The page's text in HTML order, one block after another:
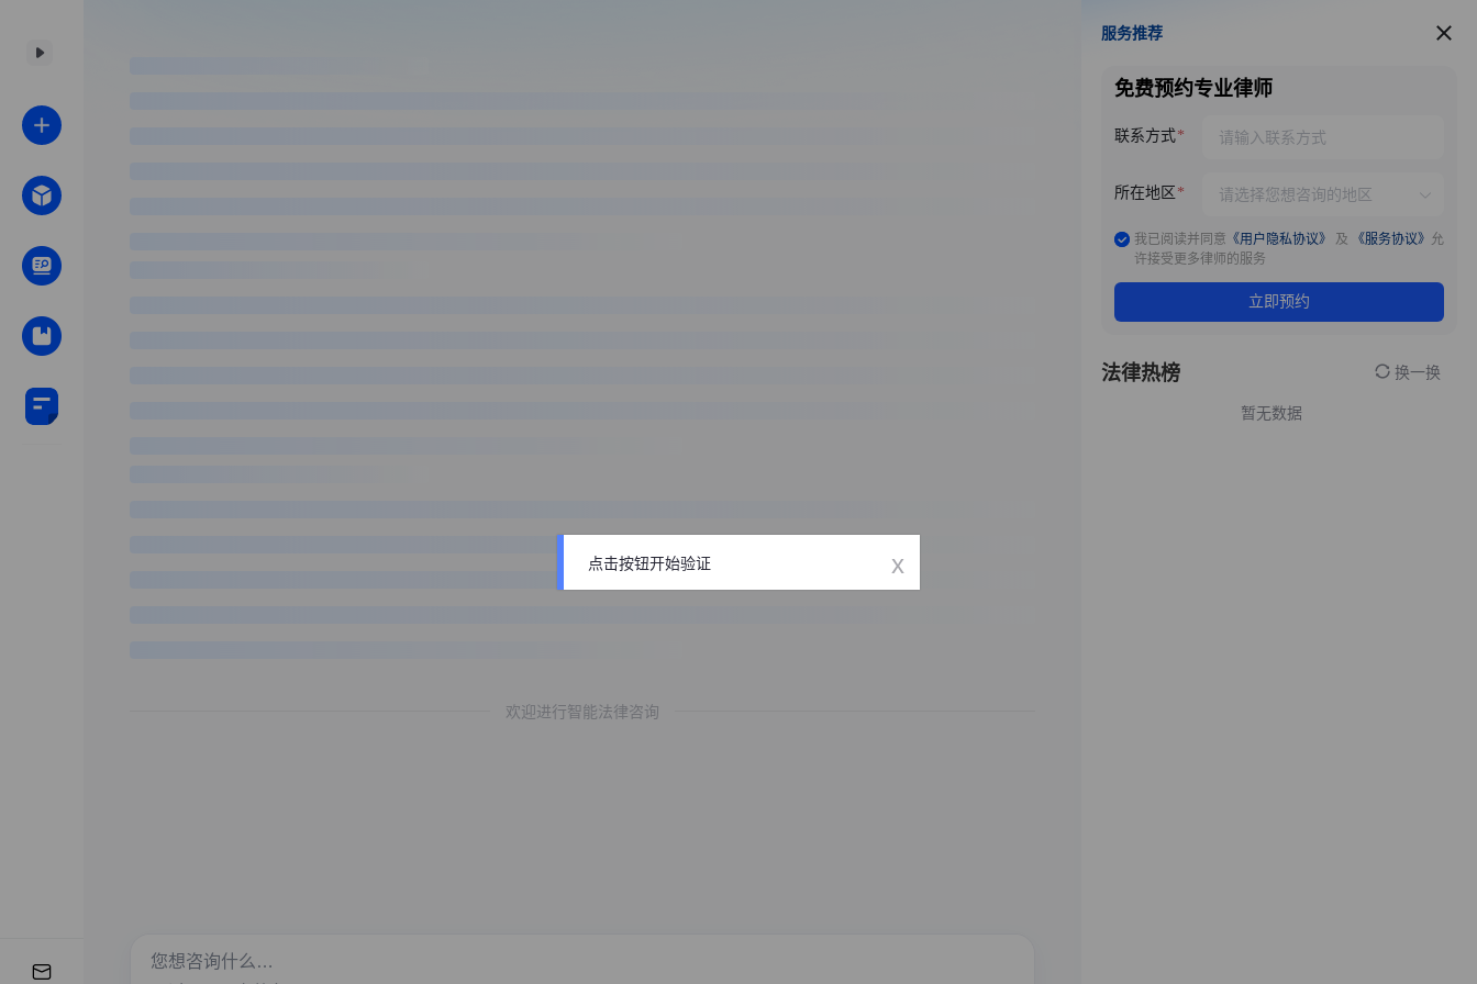
欢迎进行智能法律咨询
服务推荐
服务推荐
免费预约专业律师
联系方式
所在地区
我已阅读并同意 《用户隐私协议》 及 《服务协议》 允
许接受更多律师的服务
立即预约
法律热榜 换一换
暂无数据
点击按钮开始验证 x